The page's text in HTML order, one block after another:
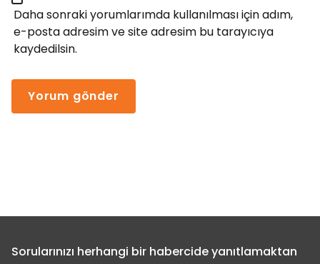
Daha sonraki yorumlarımda kullanılması için adım,
e-posta adresim ve site adresim bu tarayıcıya
kaydedilsin.
Sorularınızı herhangi bir habercide yanıtlamaktan